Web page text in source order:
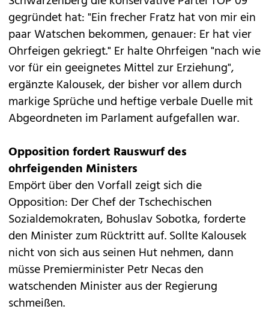
gegründet hat: "Ein frecher Fratz hat von mir ein
paar Watschen bekommen, genauer: Er hat vier
Ohrfeigen gekriegt." Er halte Ohrfeigen "nach wie
vor für ein geeignetes Mittel zur Erziehung",
ergänzte Kalousek, der bisher vor allem durch
markige Sprüche und heftige verbale Duelle mit
Abgeordneten im Parlament aufgefallen war.
Opposition fordert Rauswurf des
ohrfeigenden Ministers
Empört über den Vorfall zeigt sich die
Opposition: Der Chef der Tschechischen
Sozialdemokraten, Bohuslav Sobotka, forderte
den Minister zum Rücktritt auf. Sollte Kalousek
nicht von sich aus seinen Hut nehmen, dann
müsse Premierminister Petr Necas den
watschenden Minister aus der Regierung
schmeißen.